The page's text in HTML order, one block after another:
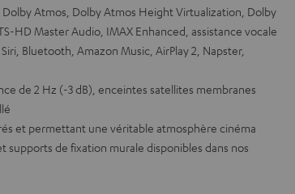
Atmos, Dolby Atmos Height Virtualization, Dolby
HD Master Audio, IMAX Enhanced, assistance vocale
Bluetooth, Amazon Music, AirPlay 2, Napster,
de 2 Hz (-3 dB), enceintes satellites membranes
et permettant une véritable atmosphère cinéma
supports de fixation murale disponibles dans nos